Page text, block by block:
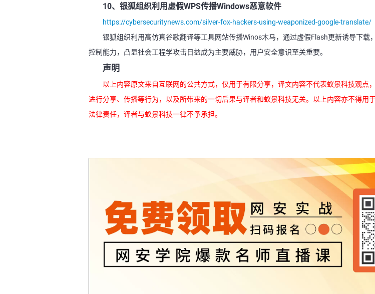
10、银狐组织利用虚假WPS传播Windows恶意软件
https://cybersecuritynews.com/silver-fox-hackers-using-weaponized-google-translate/
银狐组织利用高仿真谷歌翻译等工具网站传播Winos木马，通过虚假Flash更新诱导下载
控制能力，凸显社会工程学攻击日益成为主要威胁，用户安全意识至关重要。
声明
以上内容原文来自互联网的公共方式，仅用于有限分享，译文内容不代表蚁景科技观点
进行分享、传播等行为，以及所带来的一切后果与译者和蚁景科技无关。以上内容亦不得用
法律责任，译者与蚁景科技一律不予承担。